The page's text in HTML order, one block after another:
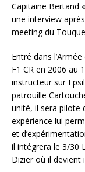
Capitaine Bertand
une interview
meeting du
Entré dans
F1 CR en 2006 au
instructeur sur
patrouille
unité, il sera pilote
expérience lui
et
il intégrera le 3/30
Dizier où il devient